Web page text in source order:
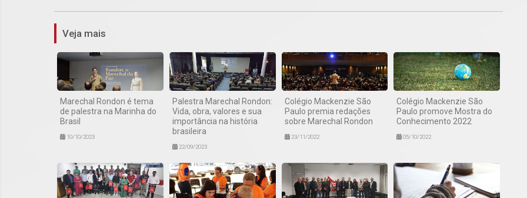
Veja mais
Marechal Rondon é tema
de palestra na Marinha do
Brasil
10/10/2023
Palestra Marechal Rondon:
Vida, obra, valores e sua
importância na história
brasileira
22/09/2023
Colégio Mackenzie São
Paulo premia redações
sobre Marechal Rondon
23/11/2022
Colégio Mackenzie São
Paulo promove Mostra do
Conhecimento 2022
05/10/2022